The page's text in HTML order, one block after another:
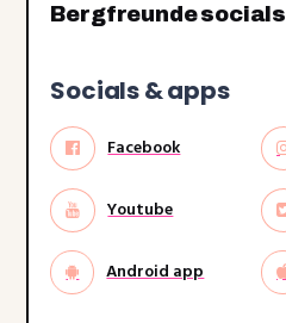
Bergfreunde socials
Socials & apps
Facebook
Youtube
Android app